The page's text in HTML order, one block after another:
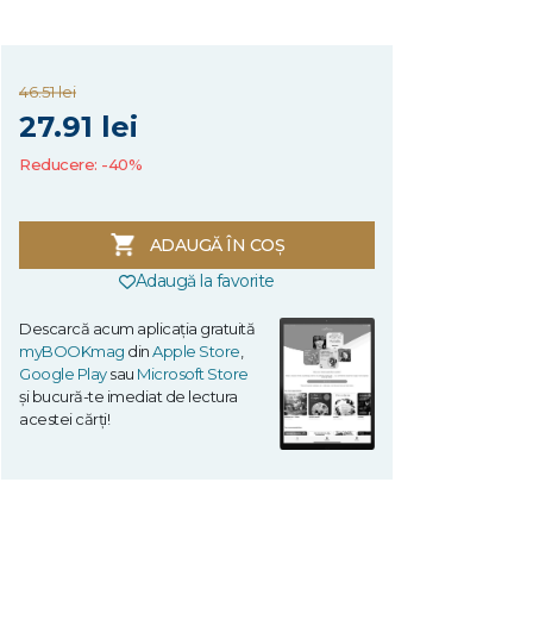
46.51 lei
27.91 lei
Reducere: -40%
ADAUGĂ ÎN COȘ
Adaugă la favorite
Descarcă acum aplicația gratuită
myBOOKmag dinApple Store
Google Playsau Microsoft Store
și bucură-te imediat de lectura
acestei cărți!